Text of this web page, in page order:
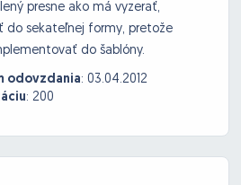
presne ako má vyzerať,
do sekateľnej formy, pretože
do šablóny.
odovzdania: 03.04.2012
: 200